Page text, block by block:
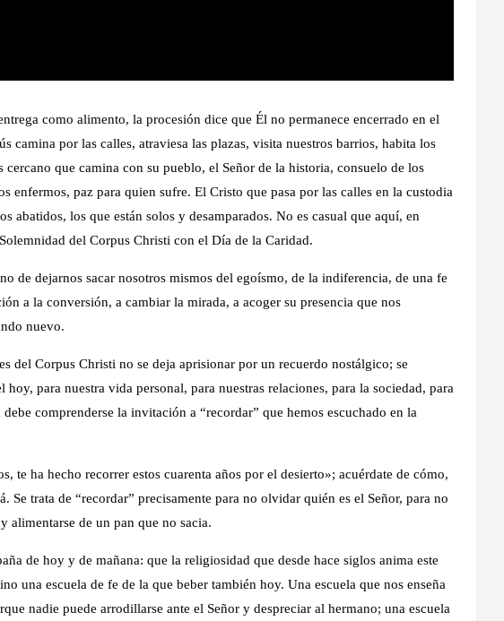
como alimento, la procesión dice que Él no permanece encerrado en el
camina por las calles, atraviesa las plazas, visita nuestros barrios, habita los
que camina con su pueblo, el Señor de la historia, consuelo de los
enfermos, paz para quien sufre. El Cristo que pasa por las calles en la custodia
abatidos, los que están solos y desamparados. No es casual que aquí, en
del Corpus Christi con el Día de la Caridad.
de dejarnos sacar nosotros mismos del egoísmo, de la indiferencia, de una fe
a la conversión, a cambiar la mirada, a acoger su presencia que nos
nuevo.
del Corpus Christi no se deja aprisionar por un recuerdo nostálgico; se
para nuestra vida personal, para nuestras relaciones, para la sociedad, para
comprenderse la invitación a “recordar” que hemos escuchado en la
te ha hecho recorrer estos cuarenta años por el desierto»; acuérdate de cómo,
Se trata de “recordar” precisamente para no olvidar quién es el Señor, para no
alimentarse de un pan que no sacia.
de hoy y de mañana: que la religiosidad que desde hace siglos anima este
una escuela de fe de la que beber también hoy. Una escuela que nos enseña
nadie puede arrodillarse ante el Señor y despreciar al hermano; una escuela